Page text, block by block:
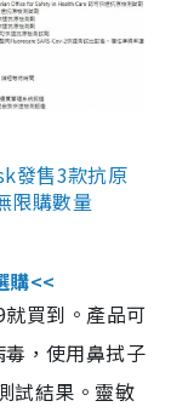
發售3款抗原
限購數量
購<<
買到。產品可
，使用鼻拭子
試結果。靈敏